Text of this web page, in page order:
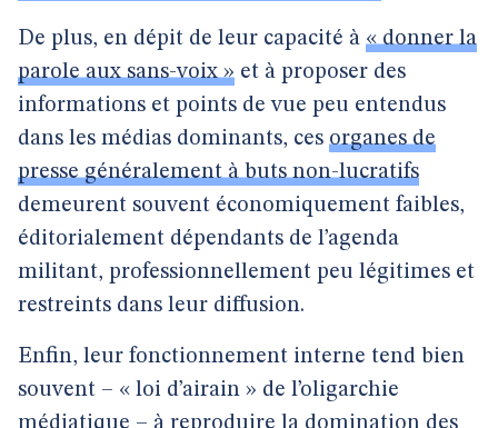
De plus, en dépit de leur capacité à « donner la
parole aux sans-voix » et à proposer des
informations et points de vue peu entendus
dans les médias dominants, ces organes de
presse généralement à buts non-lucratifs
demeurent souvent économiquement faibles,
éditorialement dépendants de l’agenda
militant, professionnellement peu légitimes et
restreints dans leur diffusion.
Enfin, leur fonctionnement interne tend bien
souvent – « loi d’airain » de l’oligarchie
médiatique – à reproduire la domination des